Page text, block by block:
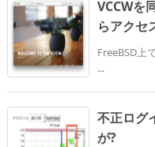
VCCWを
らアクセ
FreeBSD上
...
不正ログ
が?